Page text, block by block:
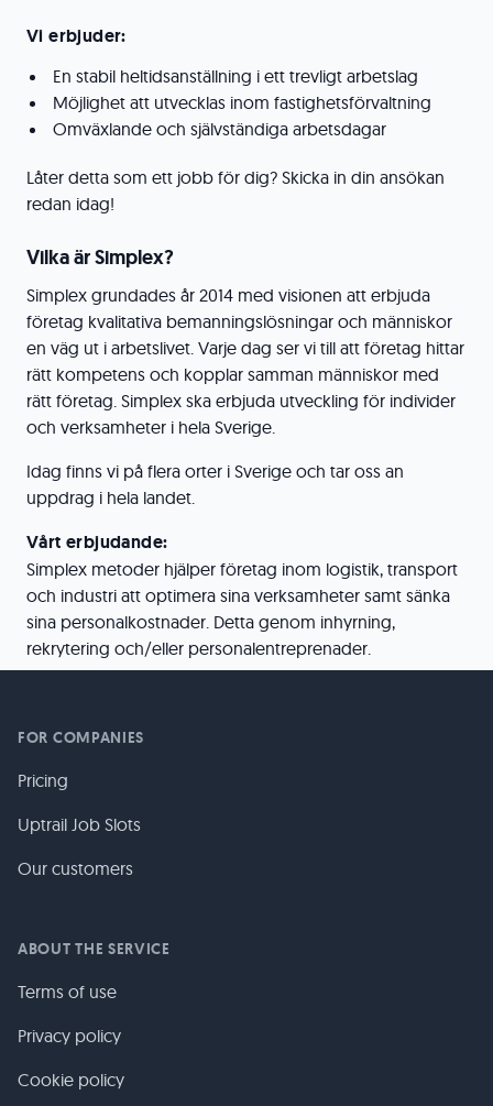
Vi erbjuder:
En stabil heltidsanställning i ett trevligt arbetslag
Möjlighet att utvecklas inom fastighetsförvaltning
Omväxlande och självständiga arbetsdagar
Låter detta som ett jobb för dig? Skicka in din ansökan
redan idag!
Vilka är Simplex?
Simplex grundades år 2014 med visionen att erbjuda
företag kvalitativa bemanningslösningar och människor
en väg ut i arbetslivet. Varje dag ser vi till att företag hittar
rätt kompetens och kopplar samman människor med
rätt företag. Simplex ska erbjuda utveckling för individer
och verksamheter i hela Sverige.
Idag finns vi på flera orter i Sverige och tar oss an
uppdrag i hela landet.
Vårt erbjudande:
Simplex metoder hjälper företag inom logistik, transport
och industri att optimera sina verksamheter samt sänka
sina personalkostnader. Detta genom inhyrning,
rekrytering och/eller personalentreprenader.
FOR COMPANIES
Pricing
Uptrail Job Slots
Our customers
ABOUT THE SERVICE
Terms of use
Privacy policy
Cookie policy